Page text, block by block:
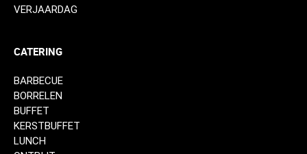
VERJAARDAG
CATERING
BARBECUE
BORRELEN
BUFFET
KERSTBUFFET
LUNCH